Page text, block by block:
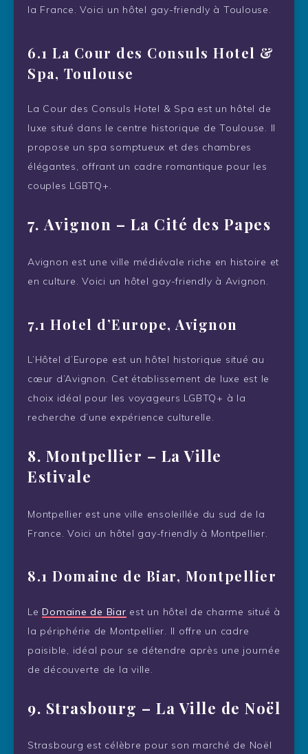
la France. Voici un hôtel gay-friendly à Toulouse.
6.1 La Cour des Consuls Hotel &
Spa, Toulouse
La Cour des Consuls Hotel & Spa est un hôtel de
luxe situé dans le centre historique de Toulouse. Il
propose un spa somptueux et des chambres
élégantes, offrant un cadre romantique pour les
couples LGBTQ+.
7.Avignon – La Cité des Papes
Avignon est une ville médiévale riche en histoire et
en culture. Voici un hôtel gay-friendly à Avignon.
7.1 Hotel d’Europe, Avignon
L’Hôtel d’Europe est un hôtel historique situé au
cœur d’Avignon. Cet établissement de luxe est le
choix idéal pour les voyageurs LGBTQ+ à la
recherche d’une expérience culturelle.
8. Montpellier – La Ville
Estivale
Montpellier est une ville ensoleillée du sud de la
France. Voici un hôtel gay-friendly à Montpellier.
8.1 Domaine de Biar, Montpellier
LeDomaine de Biar est un hôtel de charme situé à
la périphérie de Montpellier. Il offre un cadre
paisible, idéal pour se détendre après une journée
de découverte de la ville.
9. Strasbourg – La Ville de Noël
Strasbourg est célèbre pour son marché de Noël